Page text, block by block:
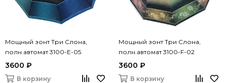
Мощный зонт Три Слона,
полн.автомат 3100-E-05
3600 ₽
В корзину
Мощный зонт Три Слона,
полн.автомат 3100-F-02
3600 ₽
В корзину